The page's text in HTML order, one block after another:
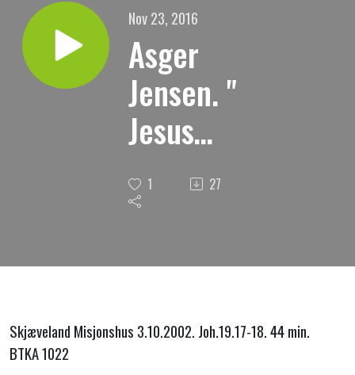
Nov 23, 2016
Asger
Jensen. "
Jesus
måtte til
Golgata-
ei annen
vei "
1 27
Skjæveland Misjonshus 3.10.2002. Joh.19.17-18. 44 min.
BTKA 1022